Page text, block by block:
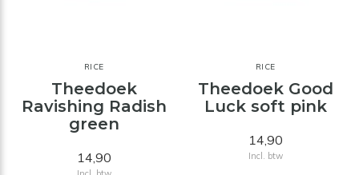
RICE
Theedoek
Ravishing Radish
green
14,90
RICE
Theedoek Good
Luck soft pink
14,90
Incl. btw